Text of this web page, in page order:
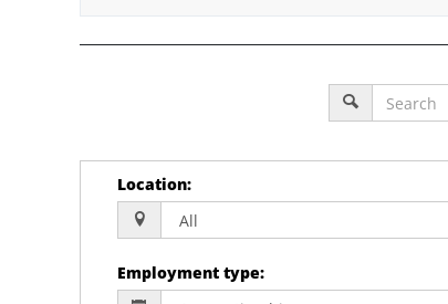
Location:
Employment type: